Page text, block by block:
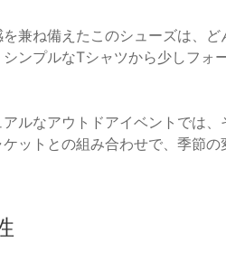
兼ね備えたこのシューズは、
ンプルなTシャツから少しフォ
ルなアウトドアイベントでは
ットとの組み合わせで、季節